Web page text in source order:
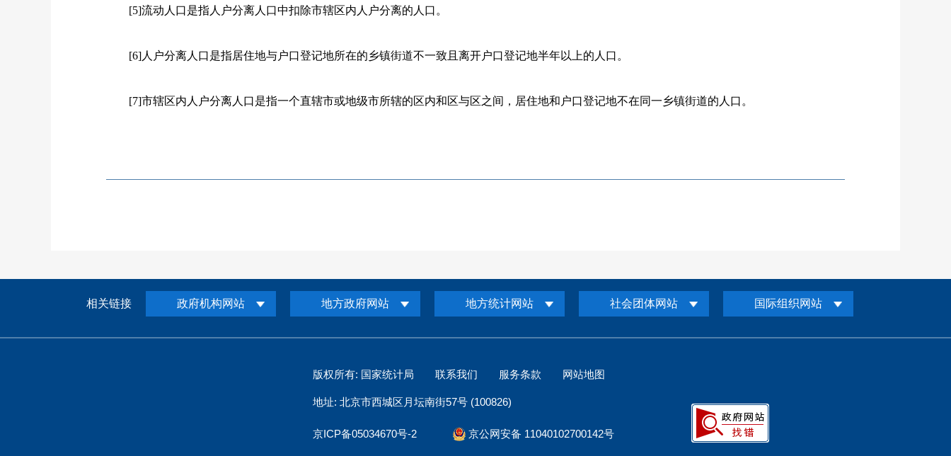
[5]流动人口是指人户分离人口中扣除市辖区内人户分离的人口。
[6]人户分离人口是指居住地与户口登记地所在的乡镇街道不一致且离开户口登记地半年以上的人口。
[7]市辖区内人户分离人口是指一个直辖市或地级市所辖的区内和区与区之间，居住地和户口登记地不在同一乡镇街道的人口。
相关链接 政府机构网站 地方政府网站 地方统计网站 社会团体网站 国际组织网站
版权所有: 国家统计局 联系我们 服务条款 网站地图
地址: 北京市西城区月坛南街57号 (100826)
京ICP备05034670号-2 京公网安备 11040102700142号